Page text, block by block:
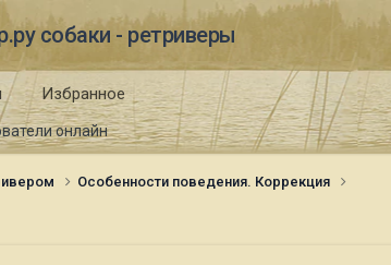
собаки - ретриверы
онлайн
Избранное
Особенности поведения. Коррекция